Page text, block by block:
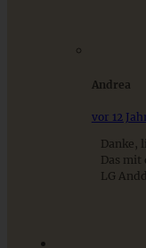
Einfache
saftig und
Andrea
vor 12
Danke,
Das
LG